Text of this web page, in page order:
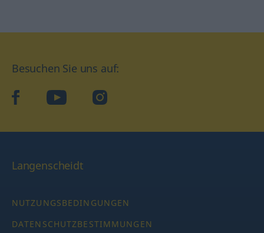
Besuchen Sie uns auf:
facebookYouTube Instagram
Langenscheidt
NUTZUNGSBEDINGUNGEN
DATENSCHUTZBESTIMMUNGEN